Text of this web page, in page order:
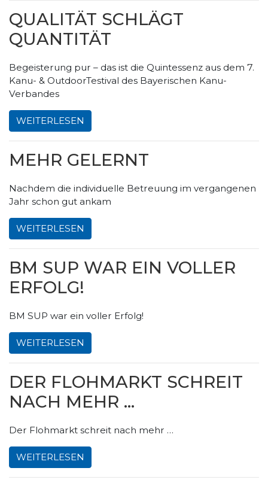
QUALITÄT SCHLÄGT
QUANTITÄT
Begeisterung pur – das ist die Quintessenz aus dem 7.
Kanu- & OutdoorTestival des Bayerischen Kanu-
Verbandes
WEITERLESEN
MEHR GELERNT
Nachdem die individuelle Betreuung im vergangenen
Jahr schon gut ankam
WEITERLESEN
BM SUP WAR EIN VOLLER
ERFOLG!
BM SUP war ein voller Erfolg!
WEITERLESEN
DER FLOHMARKT SCHREIT
NACH MEHR …
Der Flohmarkt schreit nach mehr …
WEITERLESEN